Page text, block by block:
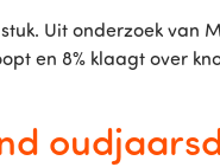
Uit onderzoek van
en 8% klaagt over